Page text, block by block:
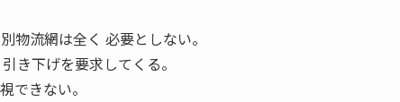
物流網は全く 必要としない。
き下げを要求してくる。
できない。